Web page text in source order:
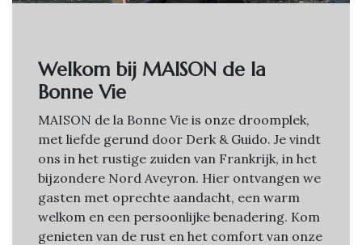
Welkom bij MAISON de la
Bonne Vie
MAISON de la Bonne Vie is onze droomplek,
met liefde gerund door Derk & Guido. Je vindt
ons in het rustige zuiden van Frankrijk, in het
bijzondere Nord Aveyron. Hier ontvangen we
gasten met oprechte aandacht, een warm
welkom en een persoonlijke benadering. Kom
genieten van de rust en het comfort van onze